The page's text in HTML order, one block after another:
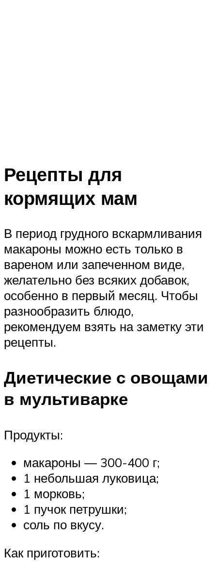
Рецепты для
кормящих мам
В период грудного вскармливания
макароны можно есть только в
вареном или запеченном виде,
желательно без всяких добавок,
особенно в первый месяц. Чтобы
разнообразить блюдо,
рекомендуем взять на заметку эти
рецепты.
Диетические с овощами
в мультиварке
Продукты:
макароны — 300-400 г;
1 небольшая луковица;
1 морковь;
1 пучок петрушки;
соль по вкусу.
Как приготовить: